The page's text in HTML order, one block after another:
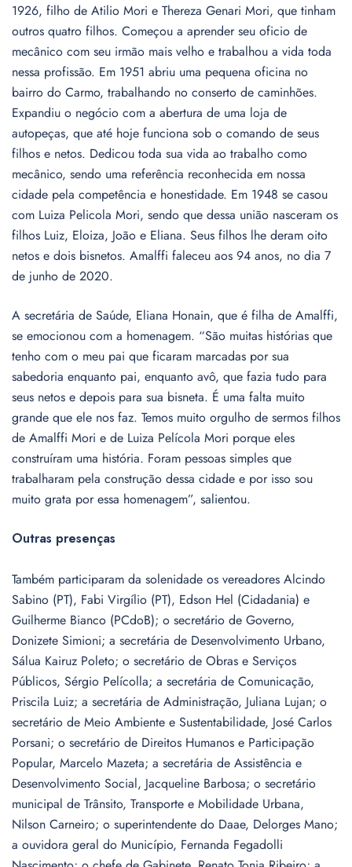
1926, filho de Atilio Mori e Thereza Genari Mori, que tinham
outros quatro filhos. Começou a aprender seu oficio de
mecânico com seu irmão mais velho e trabalhou a vida toda
nessa profissão. Em 1951 abriu uma pequena oficina no
bairro do Carmo, trabalhando no conserto de caminhões.
Expandiu o negócio com a abertura de uma loja de
autopeças, que até hoje funciona sob o comando de seus
filhos e netos. Dedicou toda sua vida ao trabalho como
mecânico, sendo uma referência reconhecida em nossa
cidade pela competência e honestidade. Em 1948 se casou
com Luiza Pelicola Mori, sendo que dessa união nasceram os
filhos Luiz, Eloiza, João e Eliana. Seus filhos lhe deram oito
netos e dois bisnetos. Amalffi faleceu aos 94 anos, no dia 7
de junho de 2020.
A secretária de Saúde, Eliana Honain, que é filha de Amalffi,
se emocionou com a homenagem. “São muitas histórias que
tenho com o meu pai que ficaram marcadas por sua
sabedoria enquanto pai, enquanto avô, que fazia tudo para
seus netos e depois para sua bisneta. É uma falta muito
grande que ele nos faz. Temos muito orgulho de sermos filhos
de Amalffi Mori e de Luiza Pelícola Mori porque eles
construíram uma história. Foram pessoas simples que
trabalharam pela construção dessa cidade e por isso sou
muito grata por essa homenagem”, salientou.
Outras presenças
Também participaram da solenidade os vereadores Alcindo
Sabino (PT), Fabi Virgílio (PT), Edson Hel (Cidadania) e
Guilherme Bianco (PCdoB); o secretário de Governo,
Donizete Simioni; a secretária de Desenvolvimento Urbano,
Sálua Kairuz Poleto; o secretário de Obras e Serviços
Públicos, Sérgio Pelícolla; a secretária de Comunicação,
Priscila Luiz; a secretária de Administração, Juliana Lujan; o
secretário de Meio Ambiente e Sustentabilidade, José Carlos
Porsani; o secretário de Direitos Humanos e Participação
Popular, Marcelo Mazeta; a secretária de Assistência e
Desenvolvimento Social, Jacqueline Barbosa; o secretário
municipal de Trânsito, Transporte e Mobilidade Urbana,
Nilson Carneiro; o superintendente do Daae, Delorges Mano;
a ouvidora geral do Município, Fernanda Fegadolli